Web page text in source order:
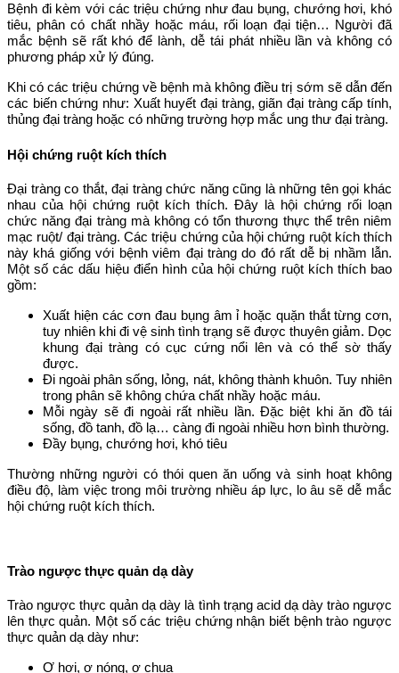
Bệnh đi kèm với các triệu chứng như đau bụng, chướng hơi, khó
tiêu, phân có chất nhầy hoặc máu, rối loạn đại tiện… Người đã
mắc bệnh sẽ rất khó để lành, dễ tái phát nhiều lần và không có
phương pháp xử lý đúng.
Khi có các triệu chứng về bệnh mà không điều trị sớm sẽ dẫn đến
các biến chứng như: Xuất huyết đại tràng, giãn đại tràng cấp tính,
thủng đại tràng hoặc có những trường hợp mắc ung thư đại tràng.
Hội chứng ruột kích thích
Đại tràng co thắt, đại tràng chức năng cũng là những tên gọi khác
nhau của hội chứng ruột kích thích. Đây là hội chứng rối loạn
chức năng đại tràng mà không có tổn thương thực thể trên niêm
mạc ruột/ đại tràng. Các triệu chứng của hội chứng ruột kích thích
này khá giống với bệnh viêm đại tràng do đó rất dễ bị nhầm lẫn.
Một số các dấu hiệu điển hình của hội chứng ruột kích thích bao
gồm:
Xuất hiện các cơn đau bụng âm ỉ hoặc quặn thắt từng cơn,
tuy nhiên khi đi vệ sinh tình trạng sẽ được thuyên giảm. Dọc
khung đại tràng có cục cứng nổi lên và có thể sờ thấy
được.
Đi ngoài phân sống, lỏng, nát, không thành khuôn. Tuy nhiên
trong phân sẽ không chứa chất nhầy hoặc máu.
Mỗi ngày sẽ đi ngoài rất nhiều lần. Đặc biệt khi ăn đồ tái
sống, đồ tanh, đồ lạ… càng đi ngoài nhiều hơn bình thường.
Đầy bụng, chướng hơi, khó tiêu
Thường những người có thói quen ăn uống và sinh hoạt không
điều độ, làm việc trong môi trường nhiều áp lực, lo âu sẽ dễ mắc
hội chứng ruột kích thích.
Trào ngược thực quản dạ dày
Trào ngược thực quản dạ dày là tình trạng acid dạ dày trào ngược
lên thực quản. Một số các triệu chứng nhận biết bệnh trào ngược
thực quản dạ dày như:
Ợ hơi, ợ nóng, ợ chua